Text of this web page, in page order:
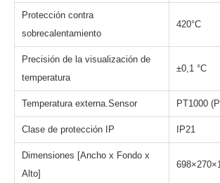
Protección contra
sobrecalentamiento
420°C
Precisión de la visualización de
temperatura
±0,1 °C
Temperatura externa.Sensor PT1000
Clase de protección IP IP21
Dimensiones [Ancho x Fondo x
Alto]